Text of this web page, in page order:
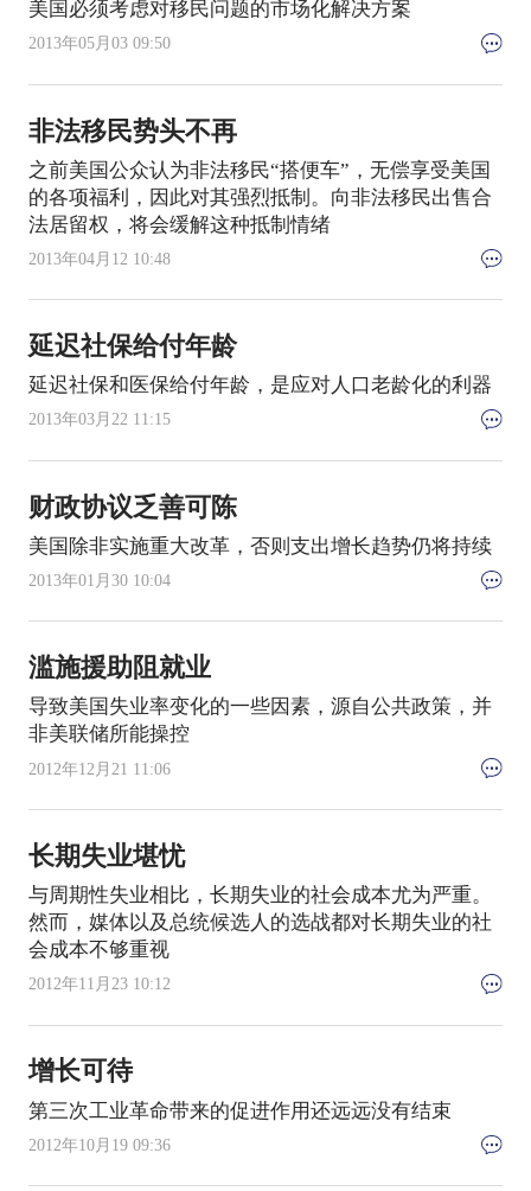
美国必须考虑对移民问题的市场化解决方案
2013年05月03 09:50
非法移民势头不再
之前美国公众认为非法移民“搭便车”，无偿享受美国
的各项福利，因此对其强烈抵制。向非法移民出售合
法居留权，将会缓解这种抵制情绪
2013年04月12 10:48
延迟社保给付年龄
延迟社保和医保给付年龄，是应对人口老龄化的利器
2013年03月22 11:15
财政协议乏善可陈
美国除非实施重大改革，否则支出增长趋势仍将持续
2013年01月30 10:04
滥施援助阻就业
导致美国失业率变化的一些因素，源自公共政策，并
非美联储所能操控
2012年12月21 11:06
长期失业堪忧
与周期性失业相比，长期失业的社会成本尤为严重。
然而，媒体以及总统候选人的选战都对长期失业的社
会成本不够重视
2012年11月23 10:12
增长可待
第三次工业革命带来的促进作用还远远没有结束
2012年10月19 09:36